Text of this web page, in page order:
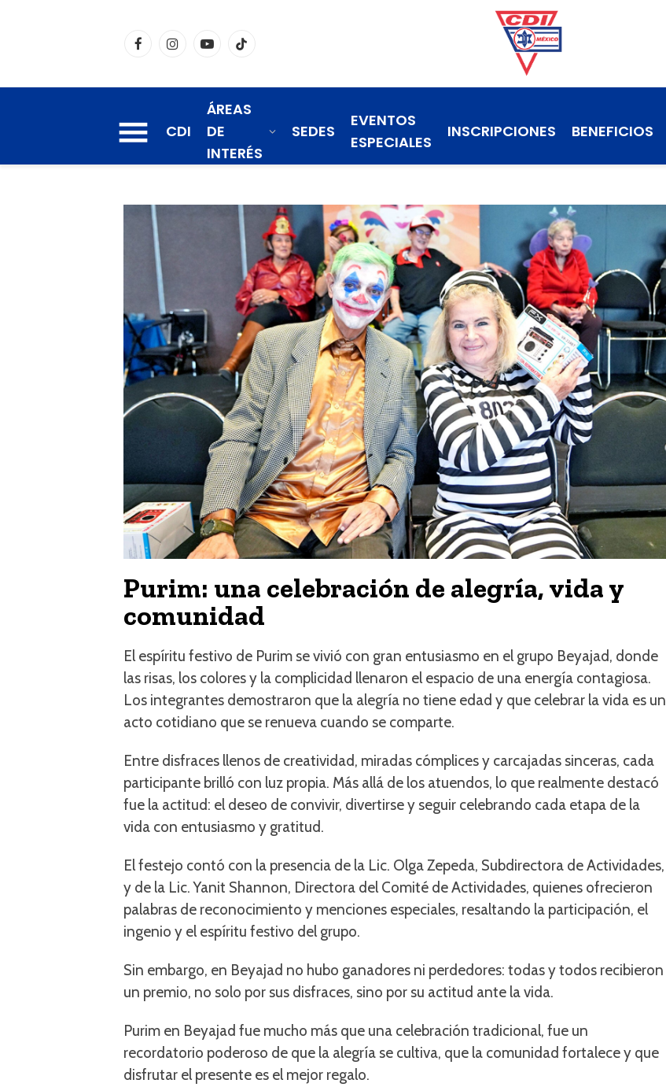
FacebookInstagramYouTubeTikTok
CDI
ÁREAS
DE
INTERÉS
SEDES
EVENTOS
ESPECIALES
INSCRIPCIONES BENEFICIOS
Purim: una celebración de alegría, vida y
comunidad
El espíritu festivo de Purim se vivió con gran entusiasmo en el grupo Beyajad, donde
las risas, los colores y la complicidad llenaron el espacio de una energía contagiosa.
Los integrantes demostraron que la alegría no tiene edad y que celebrar la vida es un
acto cotidiano que se renueva cuando se comparte.
Entre disfraces llenos de creatividad, miradas cómplices y carcajadas sinceras, cada
participante brilló con luz propia. Más allá de los atuendos, lo que realmente destacó
fue la actitud: el deseo de convivir, divertirse y seguir celebrando cada etapa de la
vida con entusiasmo y gratitud.
El festejo contó con la presencia de la Lic. Olga Zepeda, Subdirectora de Actividades,
y de la Lic. Yanit Shannon, Directora del Comité de Actividades, quienes ofrecieron
palabras de reconocimiento y menciones especiales, resaltando la participación, el
ingenio y el espíritu festivo del grupo.
Sin embargo, en Beyajad no hubo ganadores ni perdedores: todas y todos recibieron
un premio, no solo por sus disfraces, sino por su actitud ante la vida.
Purim en Beyajad fue mucho más que una celebración tradicional, fue un
recordatorio poderoso de que la alegría se cultiva, que la comunidad fortalece y que
disfrutar el presente es el mejor regalo.